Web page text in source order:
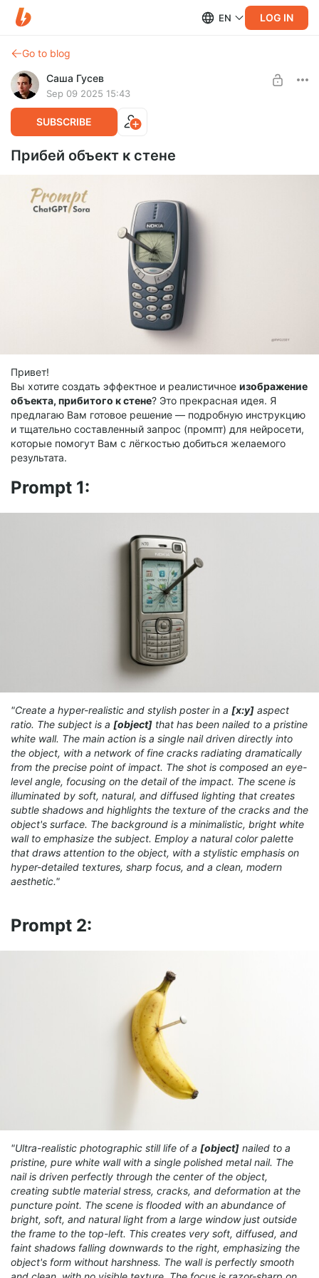
EN LOG IN
Go to blog
Саша Гусев
Sep 09 2025 15:43
SUBSCRIBE
Прибей объект к стене
Привет!
Вы хотите создать эффектное и реалистичное изображение
объекта, прибитого к стене? Это прекрасная идея. Я
предлагаю Вам готовое решение — подробную инструкцию
и тщательно составленный запрос (промпт) для нейросети,
которые помогут Вам с лёгкостью добиться желаемого
результата.
Prompt 1:
"Create a hyper-realistic and stylish poster in a [x:y] aspect
ratio. The subject is a [object] that has been nailed to a pristine
white wall. The main action is a single nail driven directly into
the object, with a network of fine cracks radiating dramatically
from the precise point of impact. The shot is composed an eye-
level angle, focusing on the detail of the impact. The scene is
illuminated by soft, natural, and diffused lighting that creates
subtle shadows and highlights the texture of the cracks and the
object's surface. The background is a minimalistic, bright white
wall to emphasize the subject. Employ a natural color palette
that draws attention to the object, with a stylistic emphasis on
hyper-detailed textures, sharp focus, and a clean, modern
aesthetic."
Prompt 2:
"Ultra-realistic photographic still life of a [object] nailed to a
pristine, pure white wall with a single polished metal nail. The
nail is driven perfectly through the center of the object,
creating subtle material stress, cracks, and deformation at the
puncture point. The scene is flooded with an abundance of
bright, soft, and natural light from a large window just outside
the frame to the top-left. This creates very soft, diffused, and
faint shadows falling downwards to the right, emphasizing the
object's form without harshness. The wall is perfectly smooth